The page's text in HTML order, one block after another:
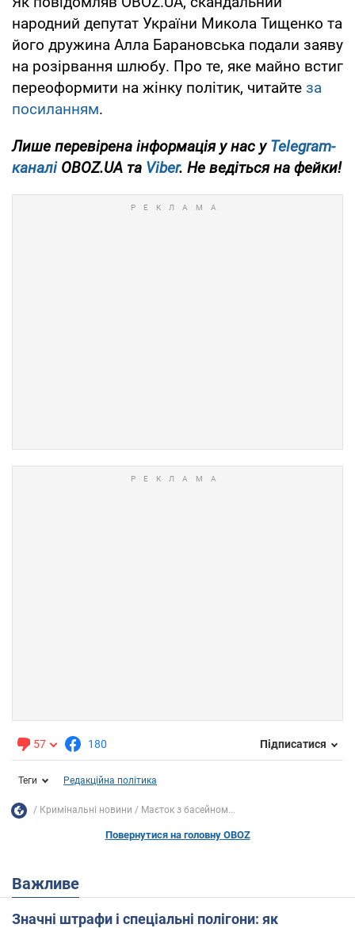
народний депутат України Микола Тищенко та
його дружина Алла Барановська подали заяву
на розірвання шлюбу. Про те, яке майно встиг
переоформити на жінку політик, читайте за
посиланням.
Лише перевірена інформація у нас уTelegram-
каналіOBOZ.UA та Viber. Не ведіться на фейки!
57 180 Підписатися
Теги Редакційна політика
Кримінальні новини Маєток з басейном...
Повернутися на головну OBOZ
Важливе
Значні штрафи і спеціальні полігони: як